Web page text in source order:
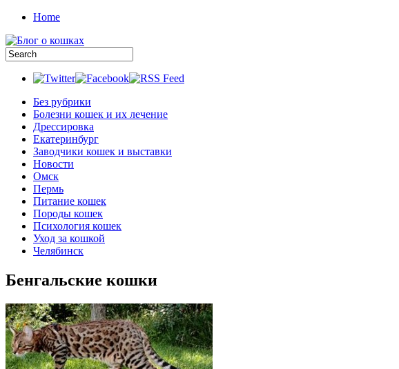
Home
Без рубрики
Болезни кошек и их лечение
Дрессировка
Екатеринбург
Заводчики кошек и выставки
Новости
Омск
Пермь
Питание кошек
Породы кошек
Психология кошек
Уход за кошкой
Челябинск
Бенгальские кошки